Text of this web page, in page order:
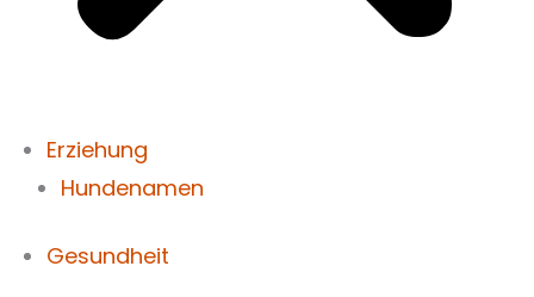
Erziehung
Hundenamen
Gesundheit